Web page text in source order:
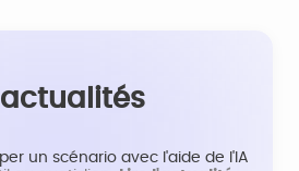
actualités
un scénario avec l'aide de l'IA